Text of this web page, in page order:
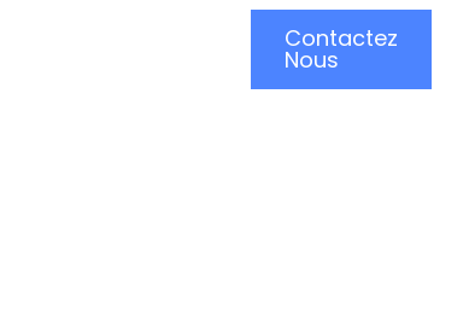
Contactez
Nous